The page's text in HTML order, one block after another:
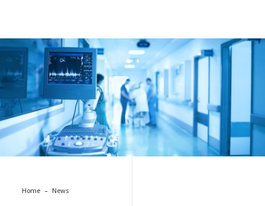
health-medical-device
Home News